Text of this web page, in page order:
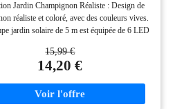
Jardin Champignon Réaliste : Design de
réaliste et coloré, avec des couleurs vives.
jardin solaire de 5 m est équipée de 6 LED
ambiance magique et romantique dans le
allée, massif floral et cour extérieure.
8 heures de charge solaire, ces lampe solaire
fonctionnent 8 à 10 heures la nuit. Grâce au
15,99 €
14,20 €